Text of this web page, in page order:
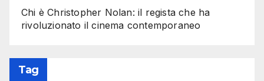
Chi è Christopher Nolan: il regista che ha
rivoluzionato il cinema contemporaneo
Tag